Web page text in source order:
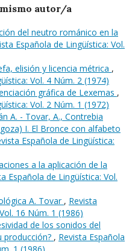
autor/a
del neutro románico en la
Española de Lingüística: Vol.
elisión y licencia métrica ,
Vol. 4 Núm. 2 (1974)
gráfica de Lexemas ,
Vol. 2 Núm. 1 (1972)
A. - Tovar, A., Contrebia
I. El Bronce con alfabeto
Española de Lingüística:
a la aplicación de la
Española de Lingüística: Vol.
A. Tovar , Revista
16 Núm. 1 (1986)
de los sonidos del
producción? , Revista Española